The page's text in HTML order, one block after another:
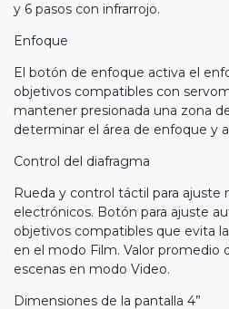
y 6 pasos con infrarrojo.
Enfoque
El botón de enfoque activa el
objetivos compatibles con
mantener presionada una zona
determinar el área de enfoque y
Control del diafragma
Rueda y control táctil para ajuste
electrónicos. Botón para ajuste
objetivos compatibles que evita
en el modo Film. Valor promedio
escenas en modo Video.
Dimensiones de la pantalla 4”